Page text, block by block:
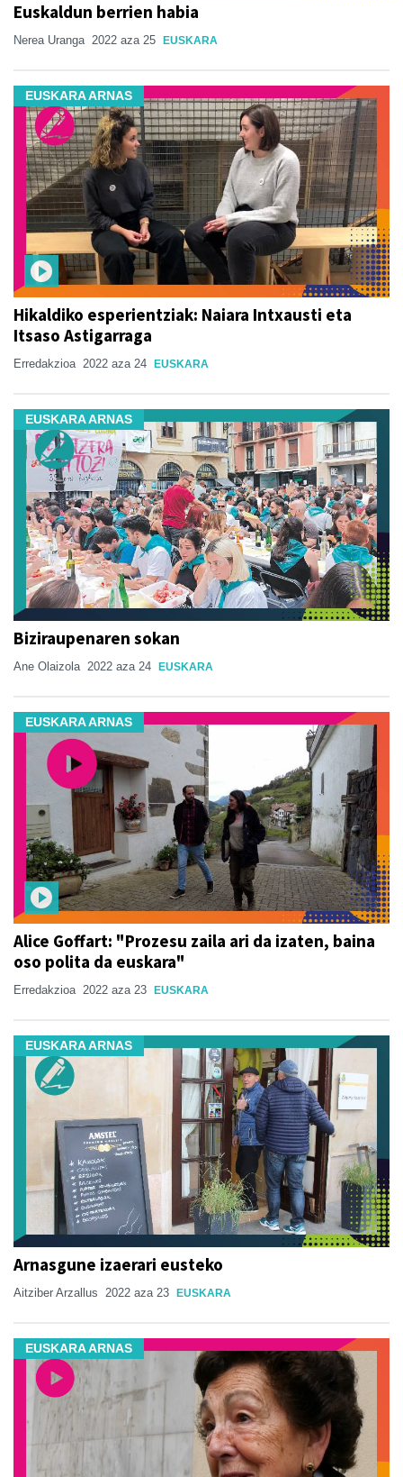
Euskaldun berrien habia
Nerea Uranga 2022 aza 25 EUSKARA
EUSKARA ARNAS
Hikaldiko esperientziak: Naiara Intxausti eta
Itsaso Astigarraga
Erredakzioa 2022 aza 24 EUSKARA
EUSKARA ARNAS
Biziraupenaren sokan
Ane Olaizola 2022 aza 24 EUSKARA
EUSKARA ARNAS
Alice Goffart: "Prozesu zaila ari da izaten, baina
oso polita da euskara"
Erredakzioa 2022 aza 23 EUSKARA
EUSKARA ARNAS
Arnasgune izaerari eusteko
Aitziber Arzallus 2022 aza 23 EUSKARA
EUSKARA ARNAS